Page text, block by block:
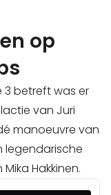
op
3 betreft was er
van Juri
manoeuvre van
legendarische
Hakkinen.